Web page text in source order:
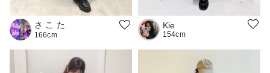
さ こ た
166cm
Kie
154cm